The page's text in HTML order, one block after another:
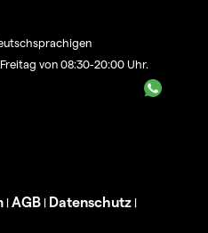
von 08:30-20:00 Uhr.
| AGB | Datenschutz |